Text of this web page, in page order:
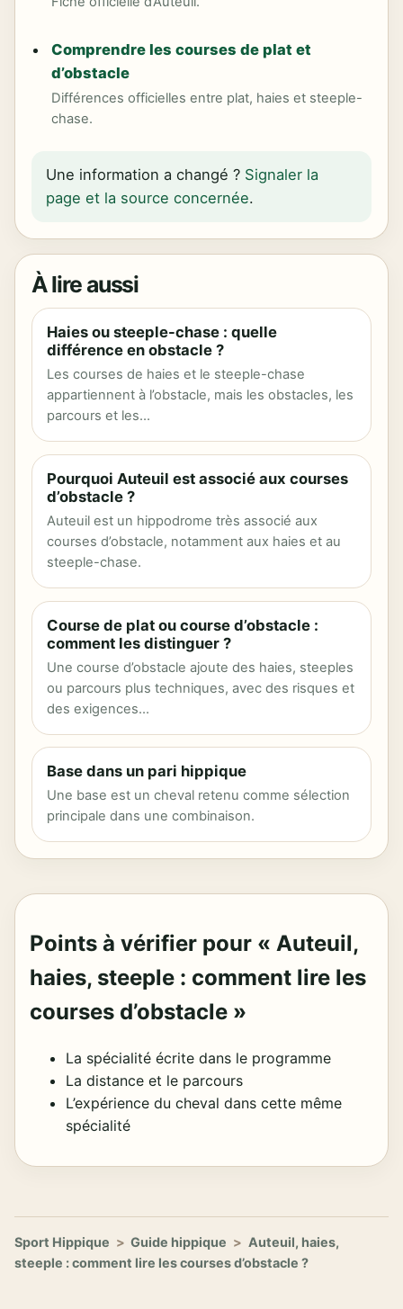
Comprendre les courses de plat et
d’obstacle
Différences officielles entre plat, haies et steeple-
chase.
Une information a changé ? Signaler la
page et la source concernée.
À lire aussi
Haies ou steeple-chase : quelle
différence en obstacle ?
Les courses de haies et le steeple-chase
appartiennent à l’obstacle, mais les obstacles, les
parcours et les…
Pourquoi Auteuil est associé aux courses
d’obstacle ?
Auteuil est un hippodrome très associé aux
courses d’obstacle, notamment aux haies et au
steeple-chase.
Course de plat ou course d’obstacle :
comment les distinguer ?
Une course d’obstacle ajoute des haies, steeples
ou parcours plus techniques, avec des risques et
des exigences…
Base dans un pari hippique
Une base est un cheval retenu comme sélection
principale dans une combinaison.
Points à vérifier pour « Auteuil,
haies, steeple : comment lire les
courses d’obstacle »
La spécialité écrite dans le programme
La distance et le parcours
L’expérience du cheval dans cette même
spécialité
Sport Hippique > Guide hippique > Auteuil, haies,
steeple : comment lire les courses d’obstacle ?